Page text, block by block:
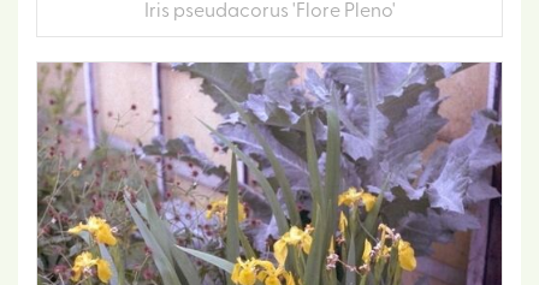
Iris pseudacorus 'Flore Pleno'